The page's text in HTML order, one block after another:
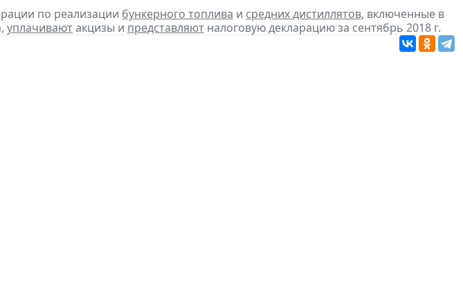
по реализации бункерного топлива и средних дистиллятов, включенные в
уплачиваютакцизы и представляют налоговую декларацию за сентябрь 2018 г.